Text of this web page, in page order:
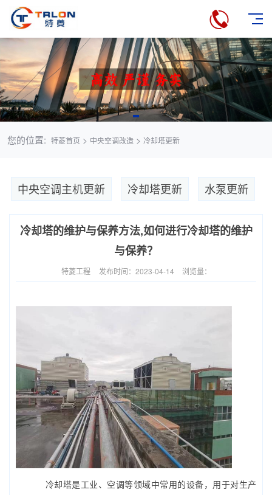
您的位置: 特菱首页 > 中央空调改造> 冷却塔更新
中央空调主机更新 冷却塔更新 水泵更新
冷却塔的维护与保养方法,如何进行冷却塔的维护
与保养？
特菱工程 发布时间：2023-04-14 浏览量：
冷却塔是工业、空调等领域中常用的设备，用于对生产